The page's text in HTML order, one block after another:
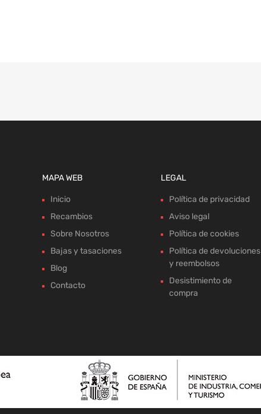
MAPA WEB
Inicio
Recambios
Sobre Nosotros
Bajas y tasaciones
Blog
Contacto
LEGAL
Política de privacidad
Aviso legal
Política de cookies
Política de devoluciones
y reembolsos
Desistimiento de
compra